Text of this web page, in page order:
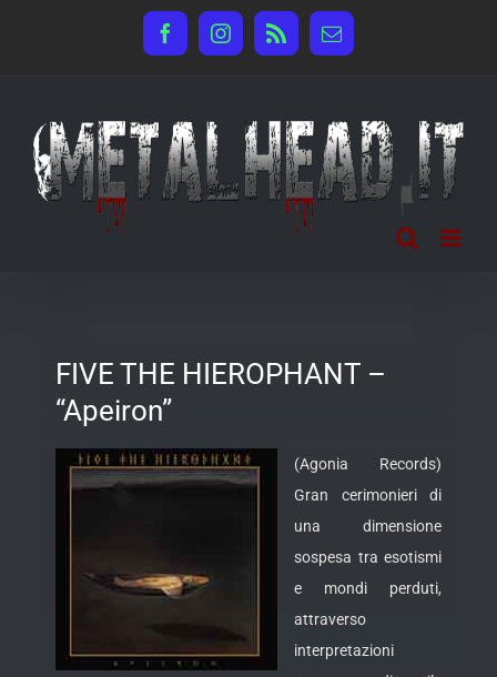
FacebookInstagram
Rss Email
FIVE THE HIEROPHANT –
“Apeiron”
(Agonia Records)
Gran cerimonieri di
una dimensione
sospesa tra esotismi
e mondi perduti,
attraverso
interpretazioni